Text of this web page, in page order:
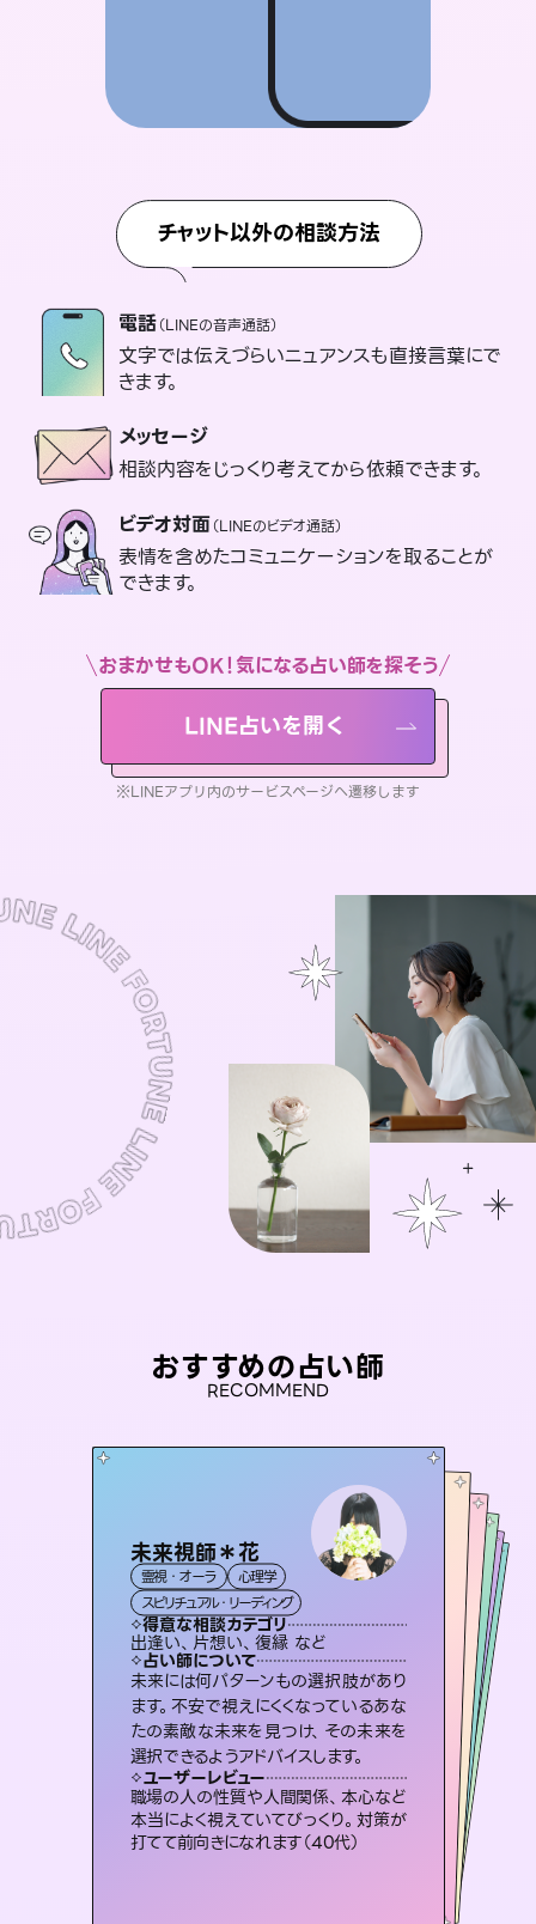
チャット以外の相談方法
電話（LINEの音声通話）
文字では伝えづらいニュアンスも直接言葉にで
きます。
メッセージ
相談内容をじっくり考えてから依頼できます。
ビデオ対面（LINEのビデオ通話）
表情を含めたコミュニケーションを取ることが
できます。
おまかせもOK！気になる占い師を探そう
LINE占いを開く
※LINEアプリ内のサービスページへ遷移します
おすすめの占い師
RECOMMEND
未来視師＊花
霊視・オーラ
心理学
スピリチュアル・リーディング
得意な相談カテゴリ
出逢い、片想い、復縁 など
占い師について
未来には何パターンもの選択肢があり
ます。不安で視えにくくなっているあな
たの素敵な未来を見つけ、その未来を
選択できるようアドバイスします。
ユーザーレビュー
職場の人の性質や人間関係、本心など
本当によく視えていてびっくり。対策が
打てて前向きになれます（40代）
おう 霊感オラクル
霊視・オーラ
オラクルカード
得意な相談カテゴリ
恋愛総合、あの人の気持ち など
占い師について
霊視×オラクルカードを使って「今」と
「未来」そして「気になるあの人の気持
ち」まで丁寧に読み解き、恋や人生のヒ
ントを優しく引き出します。
ユーザーレビュー
不安な気持ちが嘘みたいに晴れまし
た…！よく視えていらっしゃるんだなと
感じました（40代 女性）
桃源珠羽（ とうげんみう）
霊視・オーラ
スピリチュアル・リーディング
得意な相談カテゴリ
片想い、あの人の気持ち、復縁 など
占い師について
恋愛のお悩みの中でも特に「曖昧な関
係」の相談を得意としており、友達以上
恋人未満なお相手との今後や本音を丁
寧に読み解き恋愛成就へと導きます。
ユーザーレビュー
鑑定していただいてアドバイス通りに行
動すると仲が復活してきました。ありが
とうございました（40代 女性）
セラピスト理恵
霊視・オーラ
スピリチュアル・リーディング
得意な相談カテゴリ
片想い、二人の未来、年の差 など
占い師について
連絡再開、復縁、成就などの報告実績多数。セラピストとして2万超の施術経験があるからこそできる鑑定で、より良い未来をサポートします。
ユーザーレビュー
とても心温まる鑑定でした。しかもこち
らは何も言っていないのに視えていらっ
しゃるんだなと驚きです（30代女性）
アイリス -iris-
西洋占星術
ルーン
得意な相談カテゴリ
恋愛総合、片想い、二人の未来 など
占い師について
復縁、恋愛、不倫の行方、同性愛や片
思い、仕事関係や借金問題まで知りた
いことや心の負担になっていることを
紐解き、背中をそっと押して導きます。
ユーザーレビュー
安心感のあり、言い切ってくれる所や濁
さない鑑定のおかげで、毎回自分の気
持ちを整えられます（30代 男性）
彗望（すいぼう
霊視・オーラ
スピリチュアル・リーディング
得意な相談カテゴリ
片想い、あの人の気持ち、復縁 など
占い師について
3,700年以上の歴史を持つ東洋最古の
占術「易占」で詳細まで占い、幸せへ向
かう道筋を示します。厳しい結果にも具
体的な対策をお伝えします。
ユーザーレビュー
複雑な背景もしっかり聞いて鑑定して
いただけました。気持ちが楽になりまし
た（50代 女性）